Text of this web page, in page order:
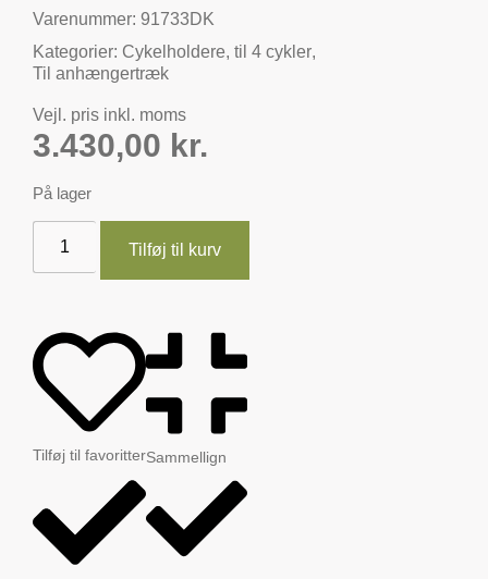
Varenummer: 91733DK
Kategorier: Cykelholdere, til 4 cykler,
Til anhængertræk
Vejl. pris inkl. moms
3.430,00 kr.
På lager
Tilføj til kurv
Tilføj til favoritterSammellign